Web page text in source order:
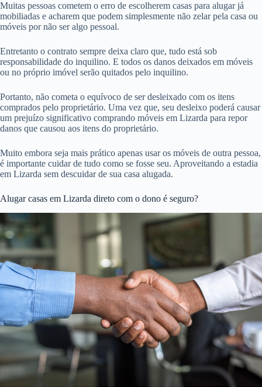
Muitas pessoas cometem o erro de escolherem casas para alugar já
mobiliadas e acharem que podem simplesmente não zelar pela casa ou
móveis por não ser algo pessoal.
Entretanto o contrato sempre deixa claro que, tudo está sob
responsabilidade do inquilino. E todos os danos deixados em móveis
ou no próprio imóvel serão quitados pelo inquilino.
Portanto, não cometa o equívoco de ser desleixado com os itens
comprados pelo proprietário. Uma vez que, seu desleixo poderá causar
um prejuízo significativo comprando móveis em Lizarda para repor
danos que causou aos itens do proprietário.
Muito embora seja mais prático apenas usar os móveis de outra pessoa,
é importante cuidar de tudo como se fosse seu. Aproveitando a estadia
em Lizarda sem descuidar de sua casa alugada.
Alugar casas em Lizarda direto com o dono é seguro?